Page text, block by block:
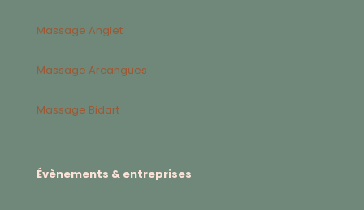
Massage Anglet
Massage Arcangues
Massage Bidart
Évènements & entreprises